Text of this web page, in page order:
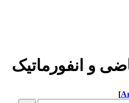
و انفورماتیک
[